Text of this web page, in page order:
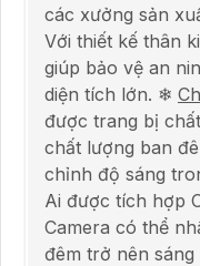
các xưởng sản
Với thiết kế thân
giúp bảo vệ an
diện tích lớn. ❄
được trang bị
chất lượng ban
chỉnh độ sáng
Ai được tích hợp
Camera có thể
đêm trở nên